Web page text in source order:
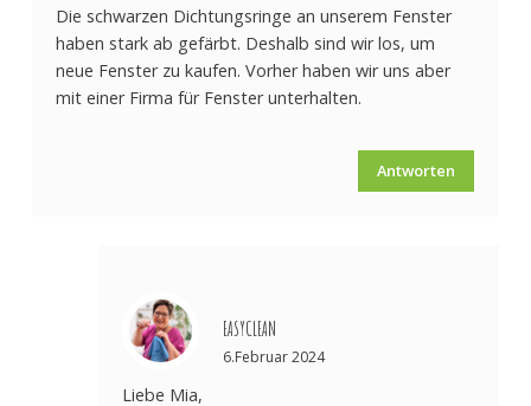
Die schwarzen Dichtungsringe an unserem Fenster
haben stark ab gefärbt. Deshalb sind wir los, um
neue Fenster zu kaufen. Vorher haben wir uns aber
mit einer Firma für Fenster unterhalten.
Antworten
EASYCLEAN
6.Februar 2024
Liebe Mia,